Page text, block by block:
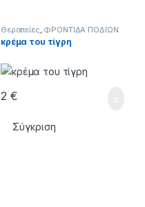
Θεραπείες ΦΡΟΝΤΙΔΑ ΠΟΔΙΩΝ
κρέμα του τίγρη
2 €
Σύγκριση